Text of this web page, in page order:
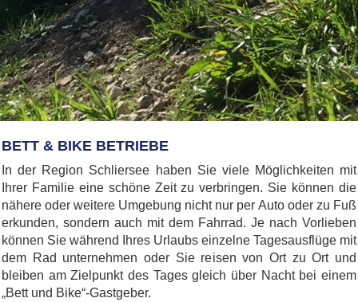
BETT & BIKE BETRIEBE
In der Region Schliersee haben Sie viele Möglichkeiten mit
Ihrer Familie eine schöne Zeit zu verbringen. Sie können die
nähere oder weitere Umgebung nicht nur per Auto oder zu Fuß
erkunden, sondern auch mit dem Fahrrad. Je nach Vorlieben
können Sie während Ihres Urlaubs einzelne Tagesausflüge mit
dem Rad unternehmen oder Sie reisen von Ort zu Ort und
bleiben am Zielpunkt des Tages gleich über Nacht bei einem
„Bett und Bike“-Gastgeber.